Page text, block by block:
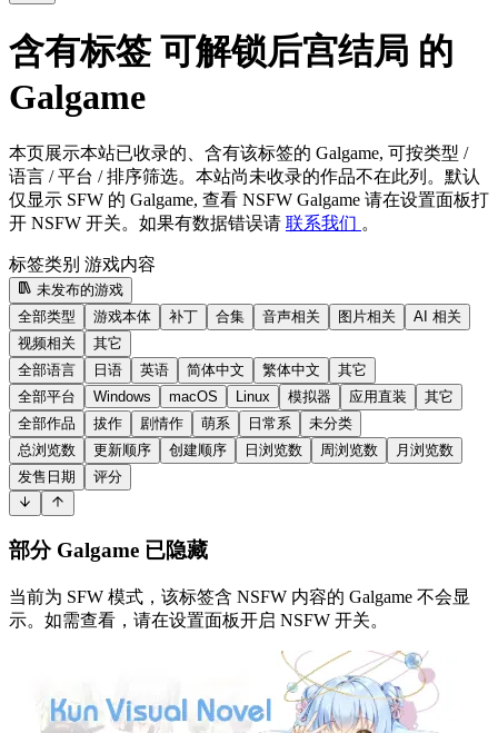
含有标签 可解锁后宫结局 的
Galgame
本页展示本站已收录的、含有该标签的 Galgame, 可按类型 /
语言 / 平台 / 排序筛选。本站尚未收录的作品不在此列。默认
仅显示 SFW 的 Galgame, 查看 NSFW Galgame 请在设置面板打
开 NSFW 开关。如果有数据错误请 联系我们 。
标签类别 游戏内容
未发布的游戏
全部类型
游戏本体 补丁 合集 音声相关 图片相关
AI 相关
视频相关
其它
全部语言
日语 英语 简体中文 繁体中文
其它
全部平台
Windows macOS Linux 模拟器 应用直装
其它
全部作品
拔作 剧情作 萌系 日常系
未分类
总浏览数
更新顺序 创建顺序 日浏览数 周浏览数
月浏览数
发售日期
评分
部分 Galgame 已隐藏
当前为 SFW 模式，该标签含 NSFW 内容的 Galgame 不会显
示。如需查看，请在设置面板开启 NSFW 开关。